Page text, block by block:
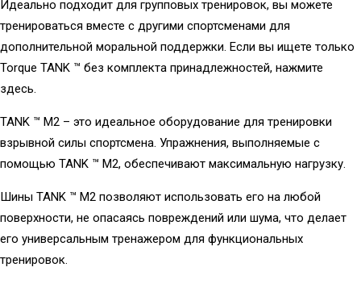
Идеально подходит для групповых тренировок, вы можете
тренироваться вместе с другими спортсменами для
дополнительной моральной поддержки. Если вы ищете только
Torque TANK ™ без комплекта принадлежностей, нажмите
здесь.
TANK ™ M2 – это идеальное оборудование для тренировки
взрывной силы спортсмена. Упражнения, выполняемые с
помощью TANK ™ M2, обеспечивают максимальную нагрузку.
Шины TANK ™ M2 позволяют использовать его на любой
поверхности, не опасаясь повреждений или шума, что делает
его универсальным тренажером для функциональных
тренировок.